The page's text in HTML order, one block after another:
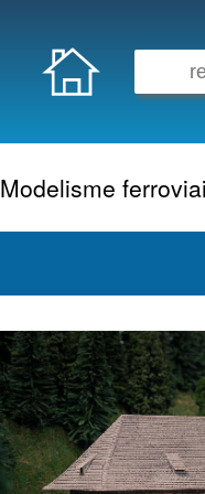
Modelisme
Autorail
Wagon
Voiture
Remorque